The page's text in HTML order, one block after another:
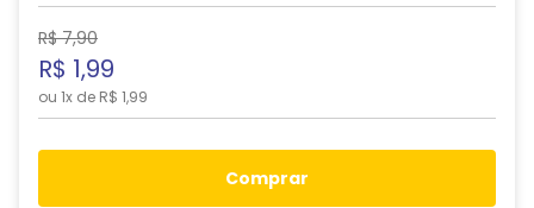
R$ 7,90
R$ 1,99
ou 1x de R$ 1,99
comprar